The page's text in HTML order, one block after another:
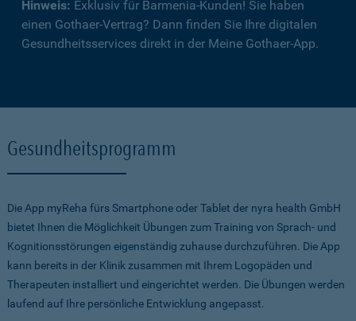
Hinweis: Exklusiv für Barmenia-Kunden! Sie haben
einen Gothaer-Vertrag? Dann finden Sie Ihre digitalen
Gesundheitsservices direkt in der Meine Gothaer-App.
Gesundheitsprogramm
Die App myReha fürs Smartphone oder Tablet der nyra health GmbH
bietet Ihnen die Möglichkeit Übungen zum Training von Sprach- und
Kognitionsstörungen eigenständig zuhause durchzuführen. Die App
kann bereits in der Klinik zusammen mit Ihrem Logopäden und
Therapeuten installiert und eingerichtet werden. Die Übungen werden
laufend auf Ihre persönliche Entwicklung angepasst.